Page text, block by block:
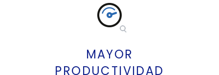
MAYOR
PRODUCTIVIDAD